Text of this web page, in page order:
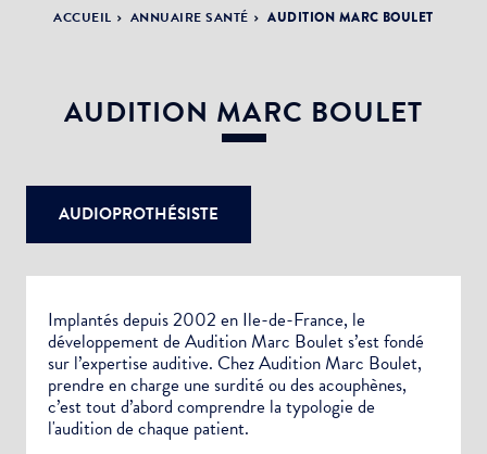
PRATIQUES &
DÉMARCHES
ACTUALITÉS &
ÉVÈNEMENTS
DÉMOCRATIE
ACCUEIL ANNUAIRE SANTÉ AUDITION MARC BOULET
AUDITION MARC BOULET
AUDIOPROTHÉSISTE
Implantés depuis 2002 en Ile-de-France, le
développement de Audition Marc Boulet s’est fondé
sur l’expertise auditive. Chez Audition Marc Boulet,
prendre en charge une surdité ou des acouphènes,
c’est tout d’abord comprendre la typologie de
l'audition de chaque patient.